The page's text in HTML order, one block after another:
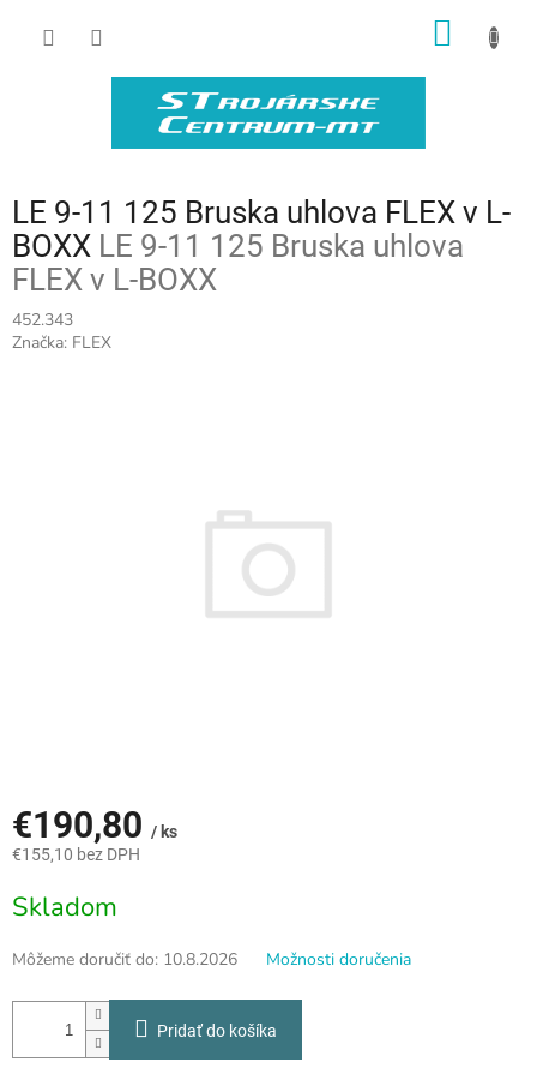
LE 9-11 125 Bruska uhlova FLEX v L-
BOXX LE 9-11 125 Bruska uhlova
FLEX v L-BOXX
452.343
Značka: FLEX
€190,80 / ks
€155,10 bez DPH
cena:
Skladom
Môžeme doručiť do: 10.8.2026 Možnosti doručenia
Pridať do košíka